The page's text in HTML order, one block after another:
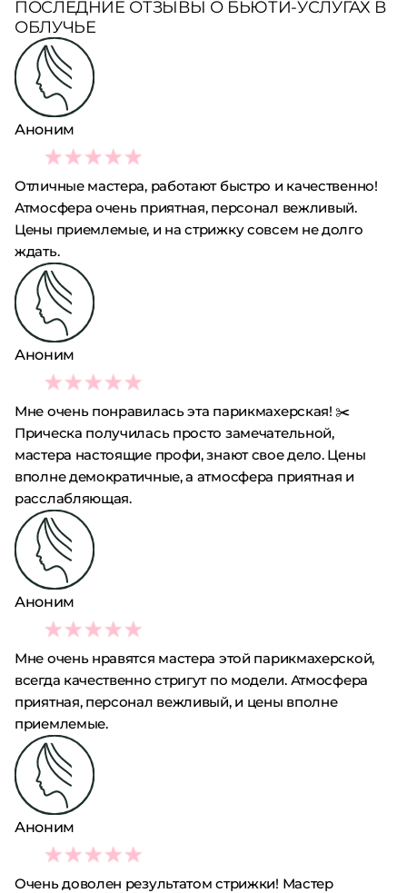
ПОСЛЕДНИЕ ОТЗЫВЫ О БЬЮТИ-УСЛУГАХ В
ОБЛУЧЬЕ
Аноним
5
Отличные мастера, работают быстро и качественно!
Атмосфера очень приятная, персонал вежливый.
Цены приемлемые, и на стрижку совсем не долго
ждать.
Аноним
5
Мне очень понравилась эта парикмахерская! ✂️
Прическа получилась просто замечательной,
мастера настоящие профи, знают свое дело. Цены
вполне демократичные, а атмосфера приятная и
расслабляющая.
Аноним
5
Мне очень нравятся мастера этой парикмахерской,
всегда качественно стригут по модели. Атмосфера
приятная, персонал вежливый, и цены вполне
приемлемые.
Аноним
5
Очень доволен результатом стрижки! Мастер